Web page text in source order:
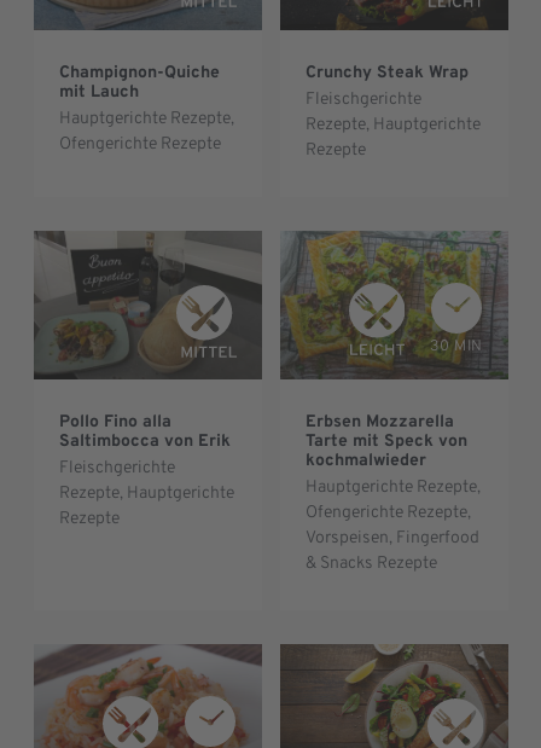
Champignon-Quiche
mit Lauch
Hauptgerichte Rezepte,
Ofengerichte Rezepte
Crunchy Steak Wrap
Fleischgerichte
Rezepte, Hauptgerichte
Rezepte
Pollo Fino alla
Saltimbocca von Erik
Fleischgerichte
Rezepte, Hauptgerichte
Rezepte
30 MIN
Erbsen Mozzarella
Tarte mit Speck von
kochmalwieder
Hauptgerichte Rezepte,
Ofengerichte Rezepte,
Vorspeisen, Fingerfood
& Snacks Rezepte